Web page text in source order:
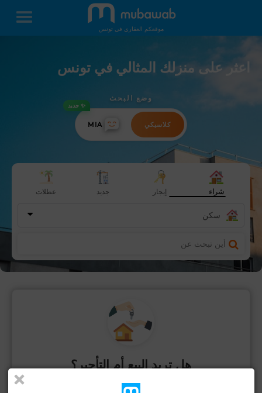
موقعكم العقاري في تونس
اعثر على منزلك المثالي في تونس
وضع البحث
كلاسيكي
✨ جديد
MIA
شراء إيجار جديد عطلات
سكن
هل تريد البيع أم التأجير؟
انشر إعلانك بسرعة وابدأ في استقبال المهتمين.